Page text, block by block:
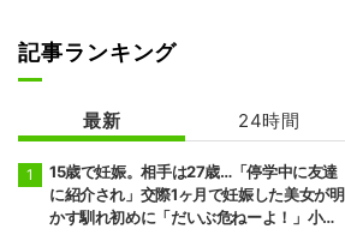
記事ランキング
最新 24時間
15歳で妊娠。相手は27歳…「停学中に友達
に紹介され」交際1ヶ月で妊娠した美女が明
かす馴れ初めに「だいぶ危ねーよ！」小森